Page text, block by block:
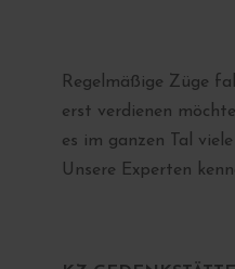
Regelmäßige Züge
erst verdienen
es im ganzen Tal
Unsere Experten